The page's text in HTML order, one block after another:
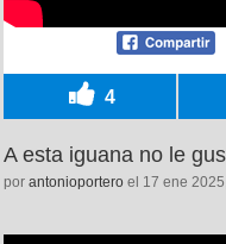
4
A esta iguana no le
por antonioportero el 17 ene